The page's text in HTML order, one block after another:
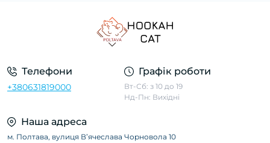
Телефони
+380631819000
Графік роботи
Вт-Сб: з 10 до 19
Нд-Пн: Вихідні
Наша адреса
м. Полтава, вулиця Вʼячеслава Чорновола 10